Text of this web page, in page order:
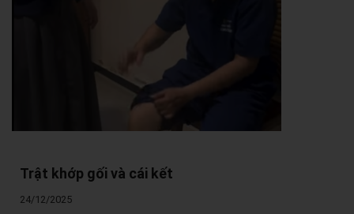
Trật khớp gối và cái kết
24/12/2025